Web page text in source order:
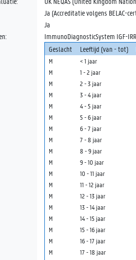
Ja (Accreditatie volgens BELAC-
Ja
ImmunoDiagnosticSystem IGF-
Geslacht Leeftijd (van - tot)
M < 1 jaar
M
1 - 2 jaar
M
2 - 3 jaar
M
3 - 4 jaar
M
4 - 5 jaar
M
5 - 6 jaar
M
6 - 7 jaar
M
7 - 8 jaar
M
8 - 9 jaar
M
9 - 10 jaar
M
10 - 11 jaar
M
11 - 12 jaar
M
12 - 13 jaar
M
13 - 14 jaar
M
14 - 15 jaar
M
15 - 16 jaar
M
16 - 17 jaar
M
17 - 18 jaar